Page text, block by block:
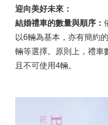
迎向美好未來：
結婚禮車的數量與順序：
以6輛為基本，亦有簡約
輛等選擇。原則上，禮車
且不可使用4輛。